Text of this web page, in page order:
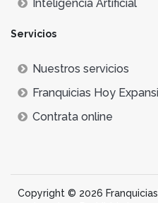
Inteligencia Artificial
Servicios
Nuestros servicios
Franquicias Hoy
Contrata online
Copyright © 2026